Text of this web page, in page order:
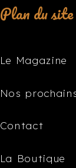
Plan du site
Le Magazine
Nos
Contact
La Boutique